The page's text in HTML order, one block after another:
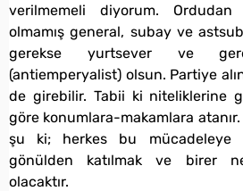
verilmemeli diyorum.
olmamış general, subay ve
gerekse yurtsever ve
(antiemperyalist) olsun. Partiye
de girebilir. Tabii ki niteliklerine
göre konumlara-makamlara
şu ki; herkes bu mücadeleye
gönülden katılmak ve birer
olacaktır.